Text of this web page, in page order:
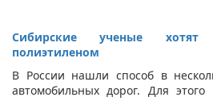
Сибирские ученые хотят
полиэтиленом
В России нашли способ в
автомобильных дорог. Для этого